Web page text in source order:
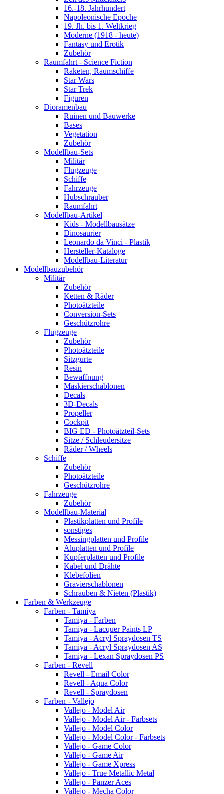
16.-18. Jahrhundert
Napoleonische Epoche
19. Jh. bis 1. Weltkrieg
Moderne (1918 - heute)
Fantasy und Erotik
Zubehör
Raumfahrt - Science Fiction
Raketen, Raumschiffe
Star Wars
Star Trek
Figuren
Dioramenbau
Ruinen und Bauwerke
Bases
Vegetation
Zubehör
Modellbau-Sets
Militär
Flugzeuge
Schiffe
Fahrzeuge
Hubschrauber
Raumfahrt
Modellbau-Artikel
Kids - Modellbausätze
Dinosaurier
Leonardo da Vinci - Plastik
Hersteller-Kataloge
Modellbau-Literatur
Modellbauzubehör
Militär
Zubehör
Ketten & Räder
Photoätzteile
Conversion-Sets
Geschützrohre
Flugzeuge
Zubehör
Photoätzteile
Sitzgurte
Resin
Bewaffnung
Maskierschablonen
Decals
3D-Decals
Propeller
Cockpit
BIG ED - Photoätzteil-Sets
Sitze / Schleudersitze
Räder / Wheels
Schiffe
Zubehör
Photoätzteile
Geschützrohre
Fahrzeuge
Zubehör
Modellbau-Material
Plastikplatten und Profile
sonstiges
Messingplatten und Profile
Aluplatten und Profile
Kupferplatten und Profile
Kabel und Drähte
Klebefolien
Gravierschablonen
Schrauben & Nieten (Plastik)
Farben & Werkzeuge
Farben - Tamiya
Tamiya - Farben
Tamiya - Lacquer Paints LP
Tamiya - Acryl Spraydosen TS
Tamiya - Acryl Spraydosen AS
Tamiya - Lexan Spraydosen PS
Farben - Revell
Revell - Email Color
Revell - Aqua Color
Revell - Spraydosen
Farben - Vallejo
Vallejo - Model Air
Vallejo - Model Air - Farbsets
Vallejo - Model Color
Vallejo - Model Color - Farbsets
Vallejo - Game Color
Vallejo - Game Air
Vallejo - Game Xpress
Vallejo - True Metallic Metal
Vallejo - Panzer Aces
Vallejo - Mecha Color